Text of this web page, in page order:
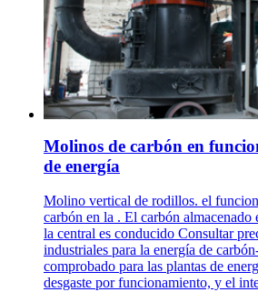
Molinos de carbón en
de energía
Molino vertical de rodillos. el
carbón en la . El carbón almacenado
la central es conducido Consultar
industriales para la energía de
comprobado para las plantas de
desgaste por funcionamiento, y el